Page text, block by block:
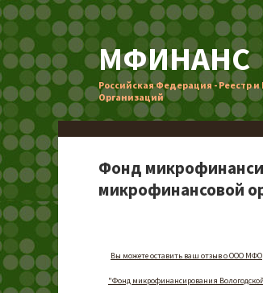
МФИНАНС
Российская Федерация - Реестр
Организаций
Фонд
микрофинансовой
Вы можете оставить ваш отзыв о ООО МФО
"Фонд микрофинансирования Вологодской